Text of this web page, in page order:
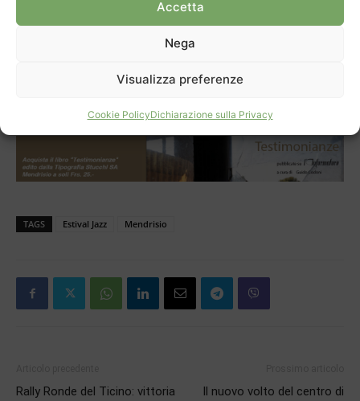
Accetta
Nega
Visualizza preferenze
Cookie PolicyDichiarazione sulla Privacy
Il 6, 7 e 8 luglio, Estival Jazz tornerà nella cornice storica
di Piazza della Riforma a Lugano.
TAGS Estival Jazz Mendrisio
Rally Ronde del Ticino: vittoria
Il nuovo volto del centro di